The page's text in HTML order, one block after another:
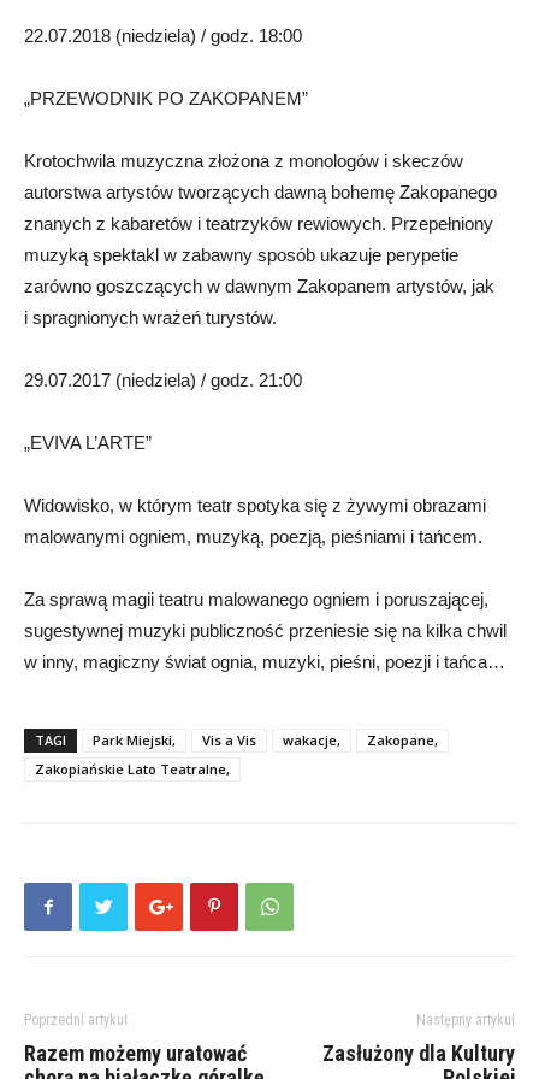
22.07.2018 (niedziela) / godz. 18:00
„PRZEWODNIK PO ZAKOPANEM”
Krotochwila muzyczna złożona z monologów i skeczów
autorstwa artystów tworzących dawną bohemę Zakopanego
znanych z kabaretów i teatrzyków rewiowych. Przepełniony
muzyką spektakl w zabawny sposób ukazuje perypetie
zarówno goszczących w dawnym Zakopanem artystów, jak
i spragnionych wrażeń turystów.
29.07.2017 (niedziela) / godz. 21:00
„EVIVA L’ARTE”
Widowisko, w którym teatr spotyka się z żywymi obrazami
malowanymi ogniem, muzyką, poezją, pieśniami i tańcem.
Za sprawą magii teatru malowanego ogniem i poruszającej,
sugestywnej muzyki publiczność przeniesie się na kilka chwil
w inny, magiczny świat ognia, muzyki, pieśni, poezji i tańca…
TAGI Park Miejski, Vis a Vis wakacje,
Zakopane,
Zakopiańskie Lato Teatralne,
Poprzedni artykuł
Razem możemy uratować
Następny artykuł
Zasłużony dla Kultury